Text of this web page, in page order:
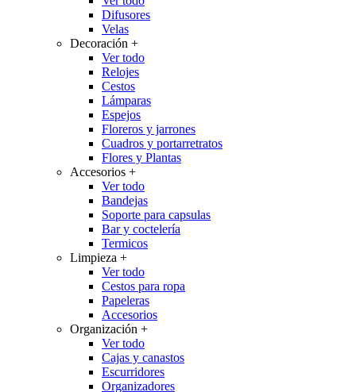
Difusores
Velas
Decoración +
Ver todo
Relojes
Cestos
Lámparas
Espejos
Floreros y jarrones
Cuadros y portarretratos
Flores y Plantas
Accesorios +
Ver todo
Bandejas
Soporte para capsulas
Bar y coctelería
Termicos
Limpieza +
Ver todo
Cestos para ropa
Papeleras
Accesorios
Organización +
Ver todo
Cajas y canastos
Escurridores
Organizadores